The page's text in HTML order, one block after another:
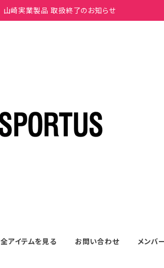
山崎実業製品 取扱終了のお知らせ
全アイテムを見る お問い合わせ メンバ